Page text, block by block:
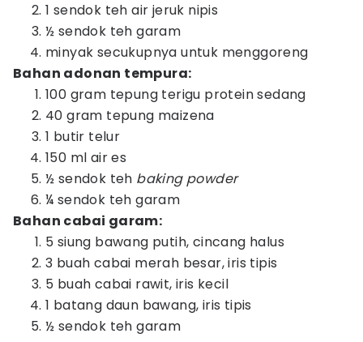
1 sendok teh air jeruk nipis
½ sendok teh garam
minyak secukupnya untuk menggoreng
Bahan adonan tempura:
100 gram tepung terigu protein sedang
40 gram tepung maizena
1 butir telur
150 ml air es
½ sendok teh baking powder
¼ sendok teh garam
Bahan cabai garam:
5 siung bawang putih, cincang halus
3 buah cabai merah besar, iris tipis
5 buah cabai rawit, iris kecil
1 batang daun bawang, iris tipis
½ sendok teh garam